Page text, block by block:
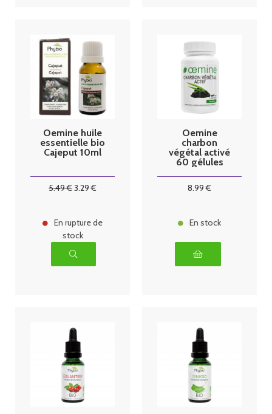
Oemine huile
essentielle bio
Cajeput 10ml
5.49€3.29 €
En rupture de
stock
Oemine
charbon
végétal activé
60 gélules
8.99 €
En stock